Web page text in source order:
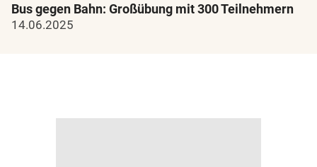
Bus gegen Bahn: Großübung mit 300 Teilnehmern
14.06.2025